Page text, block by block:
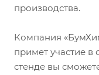
производства.
Компания
примет участие
стенде вы